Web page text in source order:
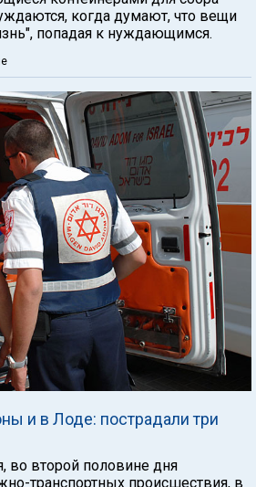
когда думают, что вещи
попадая к нуждающимся.
и в Лоде: пострадали три
во второй половине дня
транспортных происшествия, в